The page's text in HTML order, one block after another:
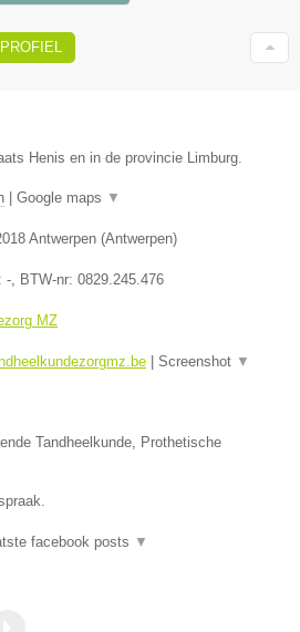
Henis en in de provincie Limburg.
Google maps ▼
Antwerpen (Antwerpen)
- , BTW-nr: 0829.245.476
MZ
Screenshot ▼
Tandheelkunde, Prothetische
facebook posts ▼